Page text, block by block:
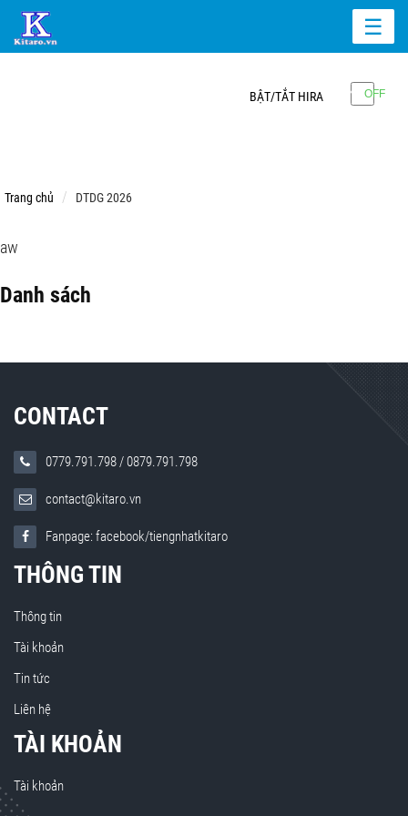
☰
BẬT/TẮT HIRA
Trang chủ DTDG 2026
aw
Danh sách
CONTACT
0779.791.798/0879.791.798
contact@kitaro.vn
Fanpage: facebook/tiengnhatkitaro
THÔNG TIN
Thông tin
Tài khoản
Tin tức
Liên hệ
TÀI KHOẢN
Tài khoản